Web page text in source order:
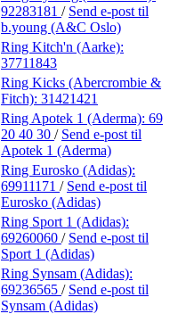
92283181 / Send e-post til
b.young (A&C Oslo)
Ring Kitch'n (Aarke):
37711843
Ring Kicks (Abercrombie &
Fitch): 31421421
Ring Apotek 1 (Aderma): 69
20 40 30 / Send e-post til
Apotek 1 (Aderma)
Ring Eurosko (Adidas):
69911171 / Send e-post til
Eurosko (Adidas)
Ring Sport 1 (Adidas):
69260060 / Send e-post til
Sport 1 (Adidas)
Ring Synsam (Adidas):
69236565 / Send e-post til
Synsam (Adidas)